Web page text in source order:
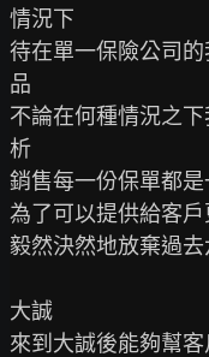
情況下
待在單一保險公司
品
不論在何種情況之
析
銷售每一份保單都
為了可以提供給客
毅然決然地放棄過
大誠
來到大誠後能夠幫